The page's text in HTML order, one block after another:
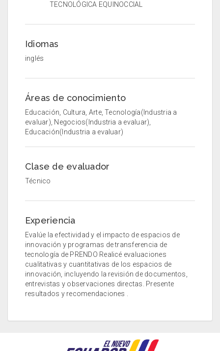
TECNOLÓGICA EQUINOCCIAL
Idiomas
inglés
Áreas de conocimiento
Educación, Cultura, Arte, Tecnología(Industria a
evaluar), Negocios(Industria a evaluar),
Educación(Industria a evaluar)
Clase de evaluador
Técnico
Experiencia
Evalúe la efectividad y el impacto de espacios de
innovación y programas de transferencia de
tecnología de PRENDO Realicé evaluaciones
cualitativas y cuantitativas de los espacios de
innovación, incluyendo la revisión de documentos,
entrevistas y observaciones directas. Presente
resultados y recomendaciones .